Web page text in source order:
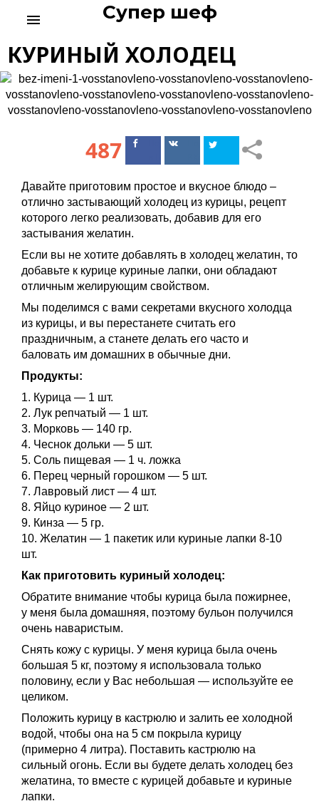
t
o
Супер шеф
menu
КУРИНЫЙ ХОЛОДЕЦ
487
ПоделитьсяПоделиться
Давайте приготовим простое и вкусное блюдо –
отлично застывающий холодец из курицы, рецепт
которого легко реализовать, добавив для его
застывания желатин.
Если вы не хотите добавлять в холодец желатин, то
добавьте к курице куриные лапки, они обладают
отличным желирующим свойством.
Мы поделимся с вами секретами вкусного холодца
из курицы, и вы перестанете считать его
праздничным, а станете делать его часто и
баловать им домашних в обычные дни.
Продукты:
1. Курица — 1 шт.
2. Лук репчатый — 1 шт.
3. Морковь — 140 гр.
4. Чеснок дольки — 5 шт.
5. Соль пищевая — 1 ч. ложка
6. Перец черный горошком — 5 шт.
7. Лавровый лист — 4 шт.
8. Яйцо куриное — 2 шт.
9. Кинза — 5 гр.
10. Желатин — 1 пакетик или куриные лапки 8-10
шт.
Как приготовить куриный холодец:
Обратите внимание чтобы курица была пожирнее,
у меня была домашняя, поэтому бульон получился
очень наваристым.
Снять кожу с курицы. У меня курица была очень
большая 5 кг, поэтому я использовала только
половину, если у Вас небольшая — используйте ее
целиком.
Положить курицу в кастрюлю и залить ее холодной
водой, чтобы она на 5 см покрыла курицу
(примерно 4 литра). Поставить кастрюлю на
сильный огонь. Если вы будете делать холодец без
желатина, то вместе с курицей добавьте и куриные
лапки.